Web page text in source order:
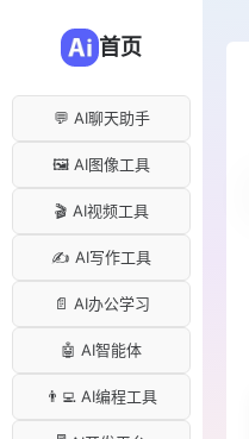
首页
💬 AI聊天助手
🖼️ AI图像工具
🎬 AI视频工具
✍️ AI写作工具
📄 AI办公学习
🤖 AI智能体
👨‍💻 AI编程工具